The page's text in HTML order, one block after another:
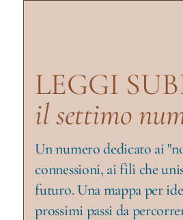
LEGGI
ilsettimo
Un numero dedicato ai
connessioni, ai fili che
futuro. Una mappa per
prossimi passi da